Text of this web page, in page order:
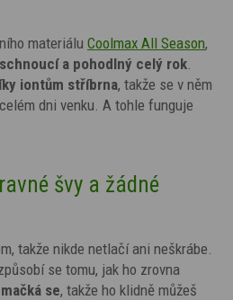
materiálu Coolmax All Season,
a pohodlný celý rok
iontům stříbrna, takže se v něm
dni venku. A tohle funguje
švy a žádné
takže nikde netlačí ani neškrábe.
se tomu, jak ho zrovna
se, takže ho klidně můžeš